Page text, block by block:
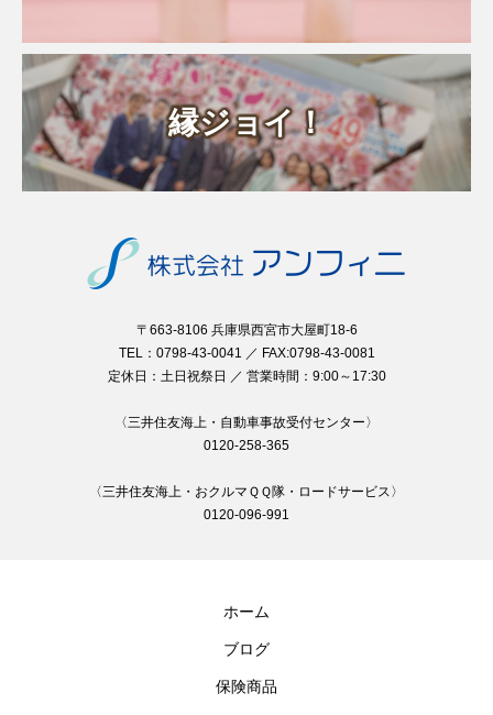
縁ジョイ！
〒663-8106 兵庫県西宮市大屋町18-6
TEL：0798-43-0041 ／ FAX:0798-43-0081
定休日：土日祝祭日 ／ 営業時間：9:00～17:30
〈三井住友海上・自動車事故受付センター〉
0120-258-365
〈三井住友海上・おクルマＱＱ隊・ロードサービス〉
0120-096-991
ホーム
ブログ
保険商品